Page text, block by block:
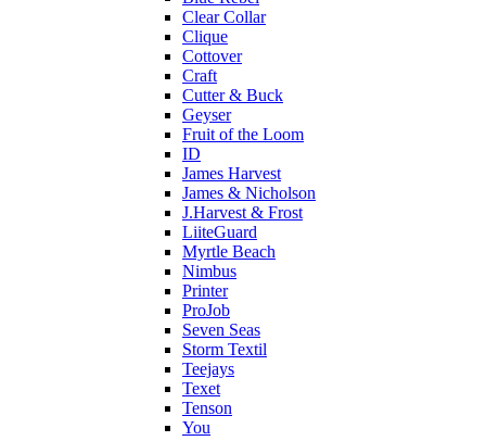
Clear Collar
Clique
Cottover
Craft
Cutter & Buck
Geyser
Fruit of the Loom
ID
James Harvest
James & Nicholson
J.Harvest & Frost
LiiteGuard
Myrtle Beach
Nimbus
Printer
ProJob
Seven Seas
Storm Textil
Teejays
Texet
Tenson
You